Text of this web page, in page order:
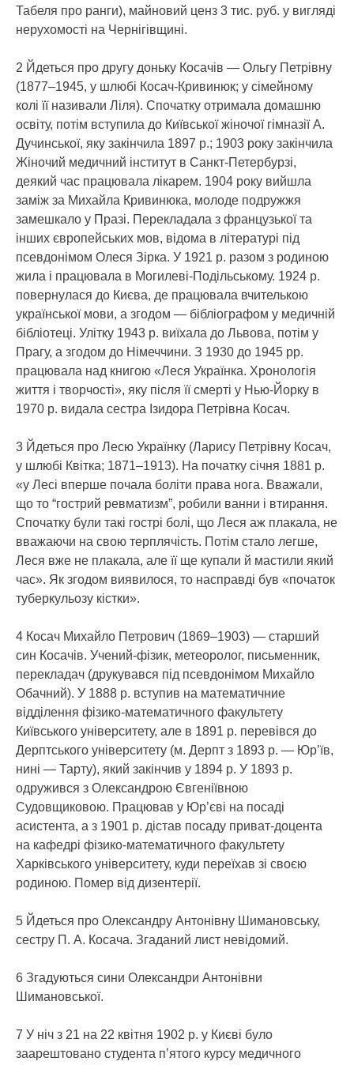
Табеля про ранги), майновий ценз 3 тис. руб. у вигляді
нерухомості на Чернігівщині.
2 Йдеться про другу доньку Косачів — Ольгу Петрівну
(1877–1945, у шлюбі Косач-Кривинюк; у сімейному
колі її називали Ліля). Спочатку отримала домашню
освіту, потім вступила до Київської жіночої гімназії А.
Дучинської, яку закінчила 1897 р.; 1903 року закінчила
Жіночий медичний інститут в Санкт-Петербурзі,
деякий час працювала лікарем. 1904 року вийшла
заміж за Михайла Кривинюка, молоде подружжя
замешкало у Празі. Перекладала з французької та
інших європейських мов, відома в літературі під
псевдонімом Олеся Зірка. У 1921 р. разом з родиною
жила і працювала в Могилеві-Подільському. 1924 р.
повернулася до Києва, де працювала вчителькою
української мови, а згодом — бібліографом у медичній
бібліотеці. Улітку 1943 р. виїхала до Львова, потім у
Прагу, а згодом до Німеччини. З 1930 до 1945 рр.
працювала над книгою «Леся Українка. Хронологія
життя і творчості», яку після її смерті у Нью-Йорку в
1970 р. видала сестра Ізидора Петрівна Косач.
3 Йдеться про Лесю Українку (Ларису Петрівну Косач,
у шлюбі Квітка; 1871–1913). На початку січня 1881 р.
«у Лесі вперше почала боліти права нога. Вважали,
що то “гострий ревматизм”, робили ванни і втирання.
Спочатку були такі гострі болі, що Леся аж плакала, не
вважаючи на свою терплячість. Потім стало легше,
Леся вже не плакала, але її ще купали й мастили який
час». Як згодом виявилося, то насправді був «початок
туберкульозу кістки».
4 Косач Михайло Петрович (1869–1903) — старший
син Косачів. Учений-фізик, метеоролог, письменник,
перекладач (друкувався під псевдонімом Михайло
Обачний). У 1888 р. вступив на математичние
відділення фізико-математичного факультету
Київського університету, але в 1891 р. перевівся до
Дерптського університету (м. Дерпт з 1893 р. — Юрʼїв,
нині — Тарту), який закінчив у 1894 р. У 1893 р.
одружився з Олександрою Євгеніївною
Судовщиковою. Працював у Юр’єві на посаді
асистента, а з 1901 р. дістав посаду приват-доцента
на кафедрі фізико-математичного факультету
Харківського університету, куди переїхав зі своєю
родиною. Помер від дизентерії.
5 Йдеться про Олександру Антонівну Шимановську,
сестру П. А. Косача. Згаданий лист невідомий.
6 Згадуються сини Олександри Антонівни
Шимановської.
7 У ніч з 21 на 22 квітня 1902 р. у Києві було
заарештовано студента п’ятого курсу медичного